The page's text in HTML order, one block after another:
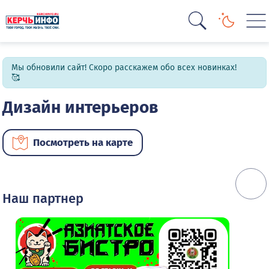
Мы обновили сайт! Скоро расскажем обо всех новинках!
🥰
Дизайн интерьеров
Посмотреть на карте
Наш партнер